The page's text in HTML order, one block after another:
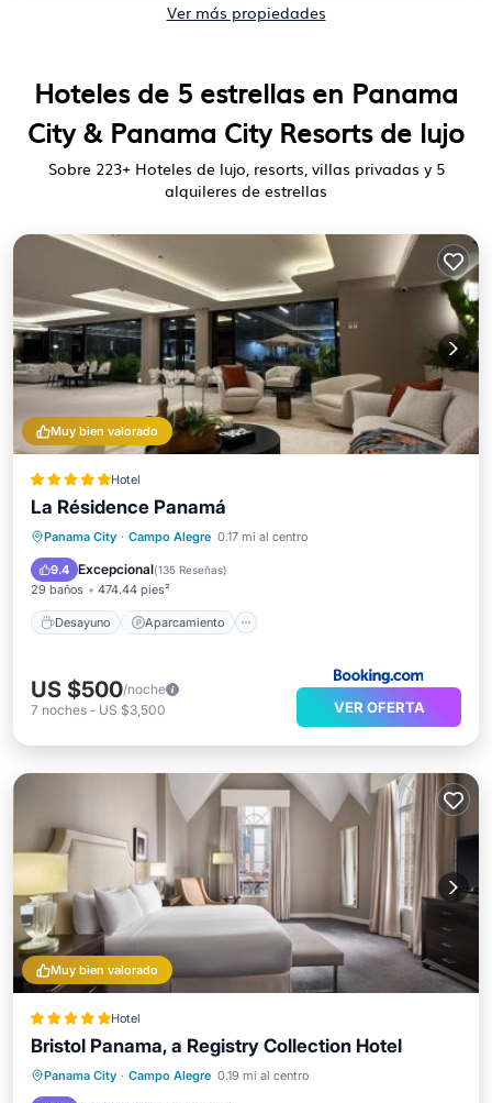
Ver más propiedades
Hoteles de 5 estrellas en Panama
City & Panama City Resorts de lujo
Sobre 223+ Hoteles de lujo, resorts, villas privadas y 5
alquileres de estrellas
Muy bien valorado
Hotel
La Résidence Panamá
Panama City · Campo Alegre 0.17 mi al centro
9.4 Excepcional(135 Reseñas)
29 baños 474.44 pies²
Desayuno Aparcamiento
Desayuno Aparcamiento
Aire acondicionado
US $500/noche
7 noches - US $3,500 VER OFERTA
Muy bien valorado
Hotel
Bristol Panama, a Registry Collection Hotel
Panama City · Campo Alegre 0.19 mi al centro
Desayuno Aparcamiento